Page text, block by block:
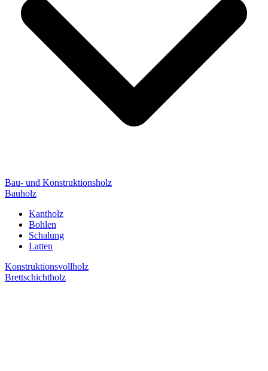
Bau- und Konstruktionsholz
Bauholz
Kantholz
Bohlen
Schalung
Latten
Konstruktionsvollholz
Brettschichtholz